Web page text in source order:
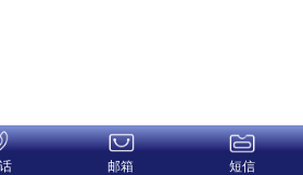
邮箱 短信